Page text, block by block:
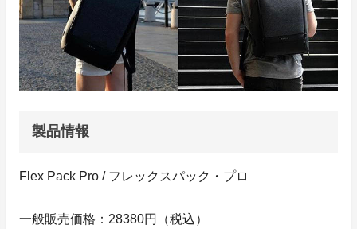
製品情報
Flex Pack Pro / フレックスパック・プロ
一般販売価格：28380円（税込）